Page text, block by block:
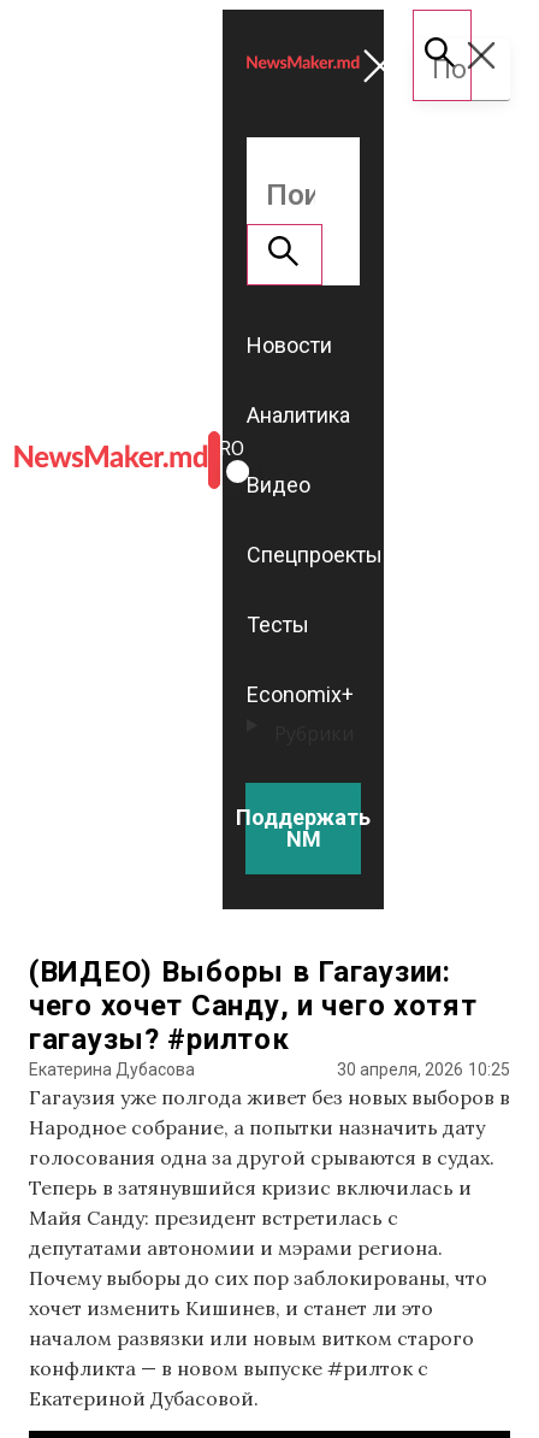
ROMÂNĂ
RU
Новости
Аналитика
Видео
Спецпроекты
Тесты
Economix+
Поддержать
NM
(ВИДЕО) Выборы в Гагаузии:
чего хочет Санду, и чего хотят
гагаузы? #рилток
Екатерина Дубасова 30 апреля, 2026 10:25
Гагаузия уже полгода живет без новых выборов в
Народное собрание, а попытки назначить дату
голосования одна за другой срываются в судах.
Теперь в затянувшийся кризис включилась и
Майя Санду: президент встретилась с
депутатами автономии и мэрами региона.
Почему выборы до сих пор заблокированы, что
хочет изменить Кишинев, и станет ли это
началом развязки или новым витком старого
конфликта — в новом выпуске #рилток с
Екатериной Дубасовой.